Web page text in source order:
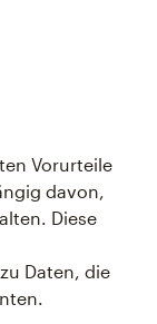
Vorurteile
davon,
Diese
Daten, die